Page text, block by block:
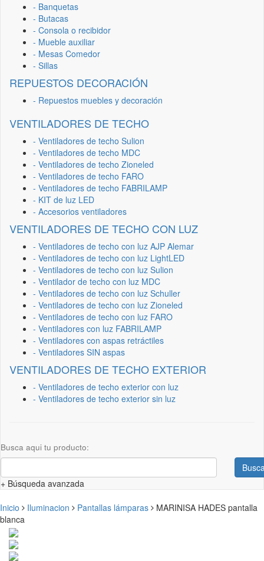
- Banquetas
- Butacas
- Consola o recibidor
- Mueble auxiliar
- Mesas Comedor
- Sillas
REPUESTOS DECORACIÓN
- Repuestos muebles y decoración
VENTILADORES DE TECHO
- Ventiladores de techo Sulion
- Ventiladores de techo MDC
- Ventiladores de techo Zioneled
- Ventiladores de techo FARO
- Ventiladores de techo FABRILAMP
- KIT de luz LED
- Accesorios ventiladores
VENTILADORES DE TECHO CON LUZ
- Ventiladores de techo con luz AJP Alemar
- Ventiladores de techo con luz LightLED
- Ventiladores de techo con luz Sulion
- Ventilador de techo con luz MDC
- Ventiladores de techo con luz Schuller
- Ventiladores de techo con luz Zioneled
- Ventiladores de techo con luz FARO
- Ventiladores con luz FABRILAMP
- Ventiladores con aspas retráctiles
- Ventiladores SIN aspas
VENTILADORES DE TECHO EXTERIOR
- Ventiladores de techo exterior con luz
- Ventiladores de techo exterior sin luz
Busca aqui tu producto:
+ Búsqueda avanzada
Inicio Iluminacion Pantallas lámparas
MARINISA HADES pantalla
blanca